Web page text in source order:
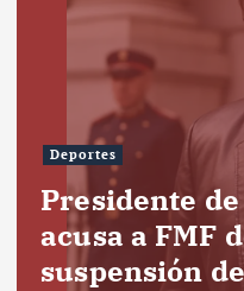
Deportes
Presidente
acusa a FMF
suspensión